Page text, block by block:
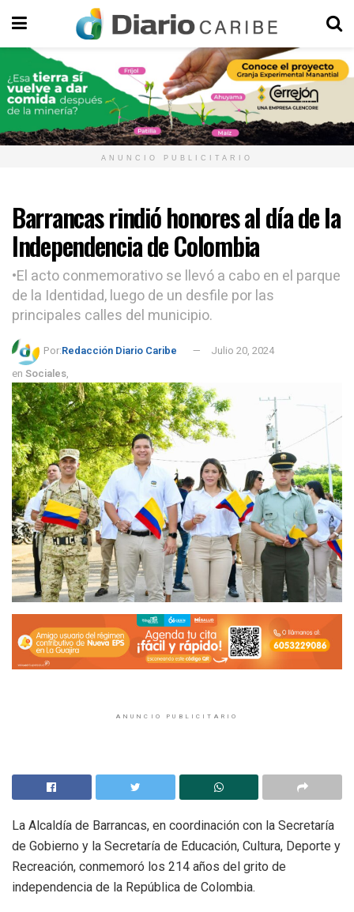
ANUNCIO PUBLICITARIO
Barrancas rindió honores al día de la
Independencia de Colombia
•El acto conmemorativo se llevó a cabo en el parque
de la Identidad, luego de un desfile por las
principales calles del municipio.
Por:Redacción Diario Caribe
Julio 20, 2024
en Sociales,
ANUNCIO PUBLICITARIO
La Alcaldía de Barrancas, en coordinación con la Secretaría
de Gobierno y la Secretaría de Educación, Cultura, Deporte y
Recreación, conmemoró los 214 años del grito de
independencia de la República de Colombia.